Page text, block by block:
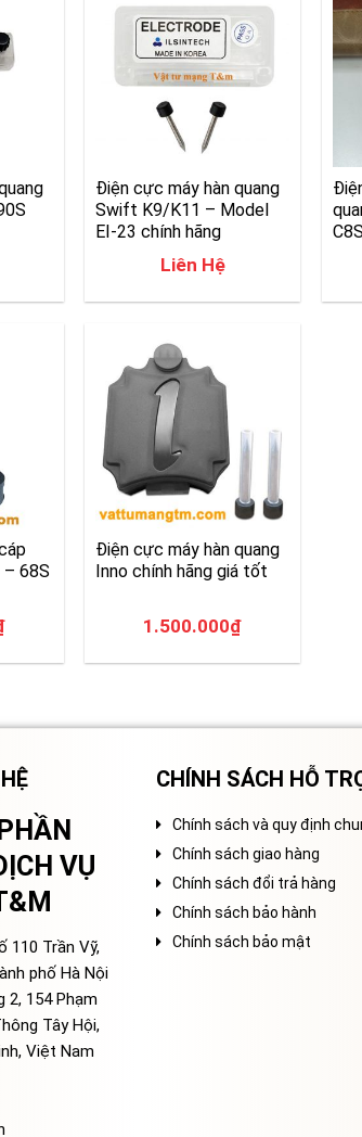
Điện cực máy hàn quang
Swift K9/K11 – Model
EI-23 chính hãng
Liên Hệ
– 68S
Điện cực máy hàn quang
Inno chính hãng giá tốt
1.500.000₫
VỤ
110 Trần Vỹ,
phố Hà Nội
2, 154 Phạm
Tây Hội,
Việt Nam
CHÍNH SÁCH HỖ
Chính sách và quy định
Chính sách giao hàng
Chính sách đổi trả hàng
Chính sách bảo hành
Chính sách bảo mật